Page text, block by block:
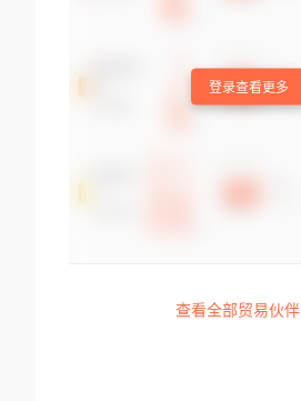
登录查看更多
查看全部贸易伙伴